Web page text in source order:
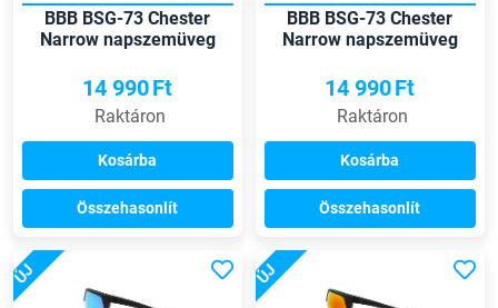
BBB BSG-73 Chester
Narrow napszemüveg
14 990Ft
Raktáron
Kosárba
Összehasonlít
BBB BSG-73 Chester
Narrow napszemüveg
14 990Ft
Raktáron
Kosárba
Összehasonlít
ÚJ ÚJ